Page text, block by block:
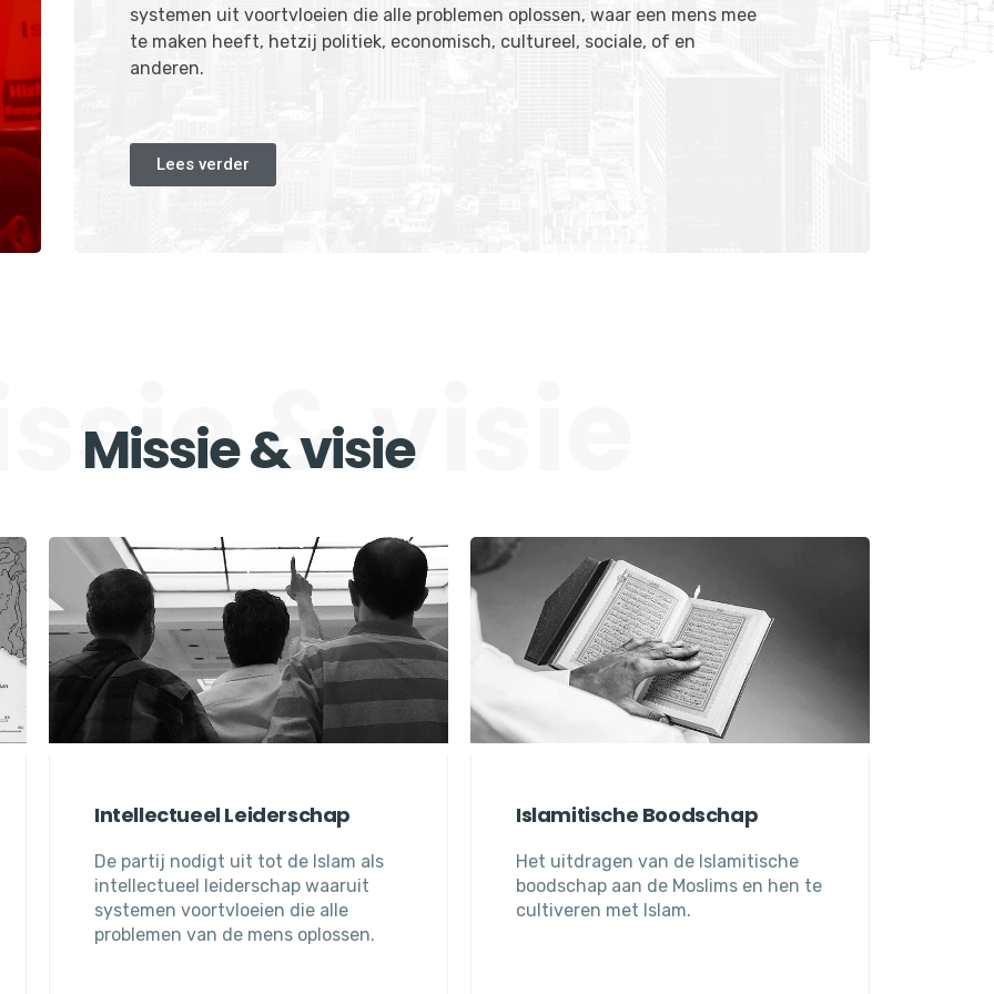
systemen uit voortvloeien die alle problemen oplossen, waar een mens mee
te maken heeft, hetzij politiek, economisch, cultureel, sociale, of en
anderen.
Lees verder
& visie
Missie & visie
Intellectueel Leiderschap
De partij nodigt uit tot de Islam als
intellectueel leiderschap waaruit
systemen voortvloeien die alle
problemen van de mens oplossen.
Islamitische Boodschap
Het uitdragen van de Islamitische
boodschap aan de Moslims en hen te
cultiveren met Islam.